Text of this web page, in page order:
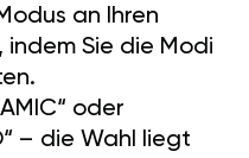
an Ihren
indem Sie die Modi
oder
– die Wahl liegt